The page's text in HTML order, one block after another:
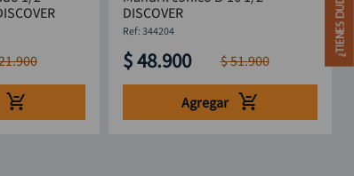
.900
DISCOVER
:344204
$48.900 $51.900
Agregar